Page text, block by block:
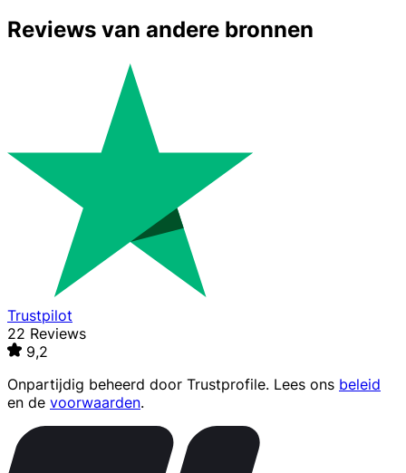
Reviews van andere bronnen
Trustpilot
22 Reviews
9,2
Onpartijdig beheerd door Trustprofile. Lees ons beleid
en de voorwaarden.